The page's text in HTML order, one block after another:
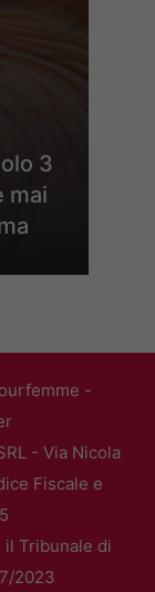
3
mai
-
- Via Nicola
Fiscale e
Tribunale di
2023